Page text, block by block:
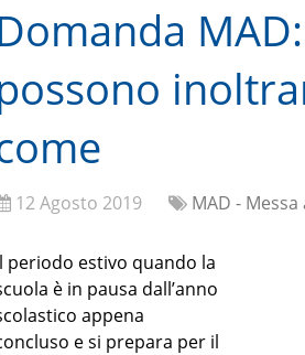
12 Agosto 2019 MAD -
periodo estivo quando la
è in pausa dall’anno
appena
e si prepara per il